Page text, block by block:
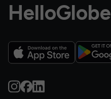
HelloGlobe